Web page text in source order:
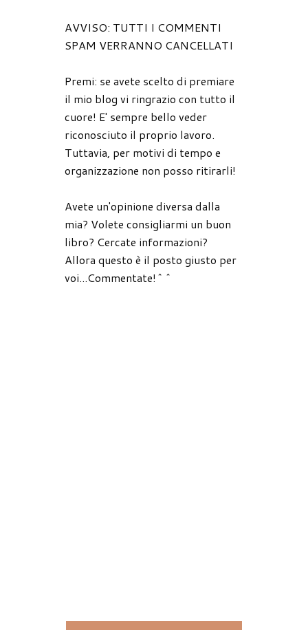
AVVISO: TUTTI I COMMENTI
SPAM VERRANNO CANCELLATI
Premi: se avete scelto di premiare
il mio blog vi ringrazio con tutto il
cuore! E' sempre bello veder
riconosciuto il proprio lavoro.
Tuttavia, per motivi di tempo e
organizzazione non posso ritirarli!
Avete un'opinione diversa dalla
mia? Volete consigliarmi un buon
libro? Cercate informazioni?
Allora questo è il posto giusto per
voi...Commentate!^^